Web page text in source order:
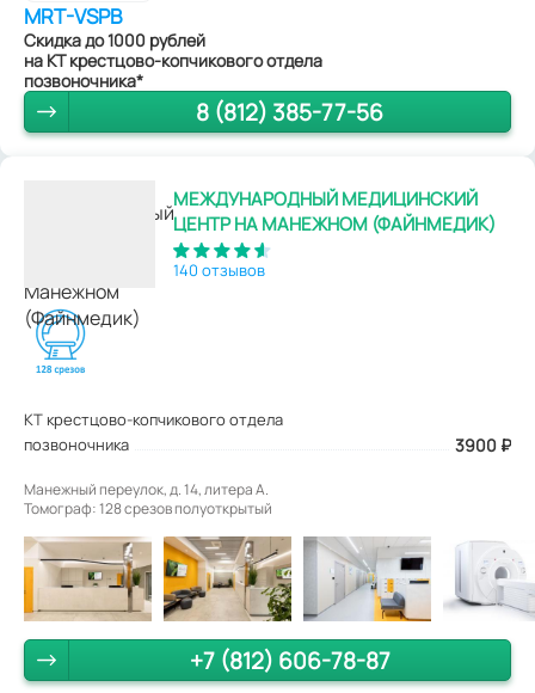
MRT-VSPB
Скидка до 1000 рублей
на КТ крестцово-копчикового отдела
позвоночника*
8 (812) 385-77-56
МЕЖДУНАРОДНЫЙ МЕДИЦИНСКИЙ
ЦЕНТР НА МАНЕЖНОМ (ФАЙНМЕДИК)
140 отзывов
КТ крестцово-копчикового отдела
позвоночника
3900 ₽
Манежный переулок, д. 14, литера А.
Томограф: 128 срезов полуоткрытый
+7 (812) 606-78-87